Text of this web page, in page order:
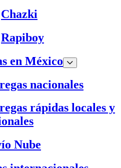
Chazki
Rapiboy
en México
nacionales
rápidas locales y
Nube